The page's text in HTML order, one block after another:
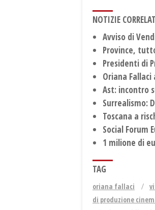
NOTIZIE
Avviso di
Province,
Presidenti di
Oriana
Ast: incontro
Surrealismo:
Toscana a
Social Forum
1 milione di
TAG
oriana fallaci
di produzione